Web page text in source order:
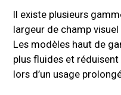
Il existe plusieurs
largeur de champ
Les modèles haut de
plus fluides et
lors d’un usage